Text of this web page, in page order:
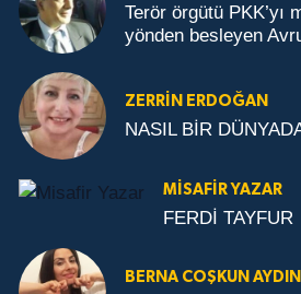
Terör örgütü PKK’yı
yönden besleyen
ZERRIN ERDOĞAN
NASIL BİR
MISAFIR YAZAR
FERDİ TAYFUR
BERNA COŞKUN AYDIN